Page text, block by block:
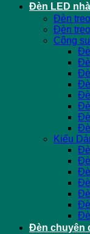
Đèn LED
Đèn
Đèn
Công
Kiểu
Đèn chuyên